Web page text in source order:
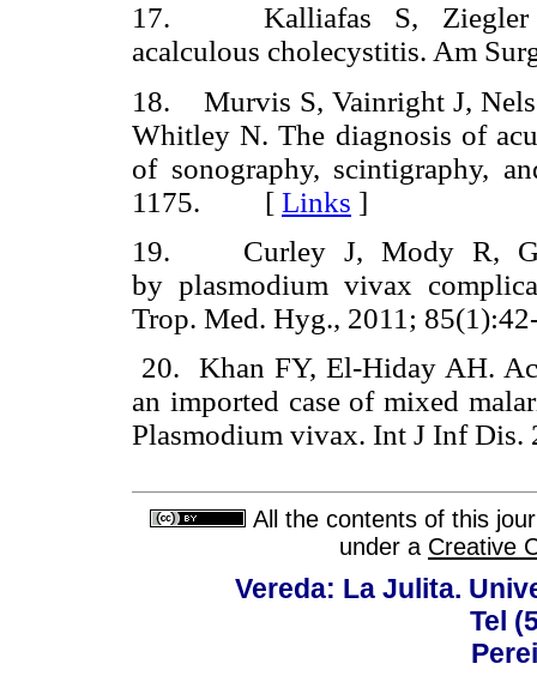
17. Kalliafas S, Ziegler
acalculous cholecystitis. Am
18. Murvis S, Vainright J,
Whitley N. The diagnosis of
of sonography, scintigraphy,
1175. [ Links ]
19. Curley J, Mody R,
by plasmodium vivax
Trop. Med. Hyg., 2011;
20. Khan FY, El-Hiday AH.
an imported case of mixed
Plasmodium vivax. Int J Inf
All the contents of this
under a Creative
Vereda: La Julita.
Tel